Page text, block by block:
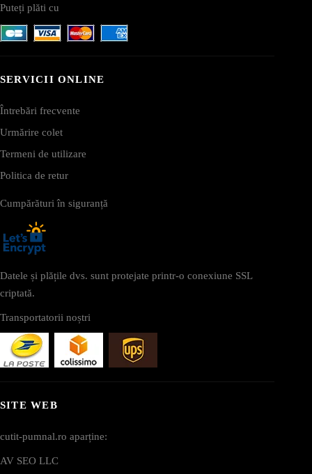
Puteți plăti cu
SERVICII ONLINE
Întrebări frecvente
Urmărire colet
Termeni de utilizare
Politica de retur
Cumpărături în siguranță
Datele și plățile dvs. sunt protejate printr-o conexiune SSL
criptată.
Transportatorii noștri
SITE WEB
cutit-pumnal.ro aparține:
AV SEO LLC